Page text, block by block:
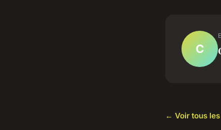
C
← Voir tous